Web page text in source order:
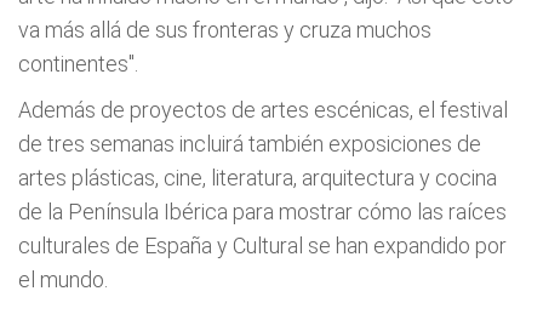
va más allá de sus fronteras y cruza muchos
continentes".
Además de proyectos de artes escénicas, el festival
de tres semanas incluirá también exposiciones de
artes plásticas, cine, literatura, arquitectura y cocina
de la Península Ibérica para mostrar cómo las raíces
culturales de España y Cultural se han expandido por
el mundo.